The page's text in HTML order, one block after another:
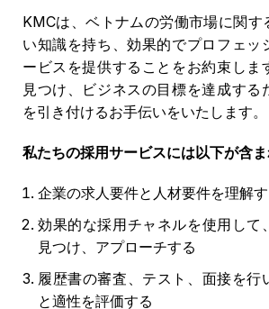
KMCは、ベトナムの労働市場に関す
い知識を持ち、効果的でプロフェッ
ービスを提供することをお約束しま
見つけ、ビジネスの目標を達成する
を引き付けるお手伝いをいたします。
私たちの採用サービスには以下が含ま
企業の求人要件と人材要件を理解
効果的な採用チャネルを使用して
見つけ、アプローチする
履歴書の審査、テスト、面接を行
と適性を評価する